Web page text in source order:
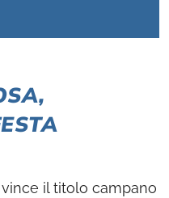
vince il titolo campano